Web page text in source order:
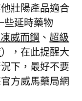
壯陽產品適合
些延時藥物
威而鋼 、 超級
），在此提醒大
下，最好不要
方威馬藥局網